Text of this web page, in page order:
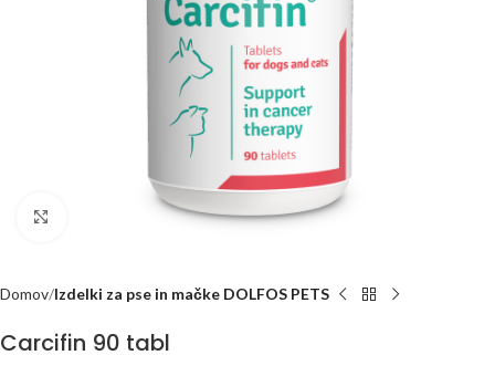
Click to enlarge
Domov Izdelki za pse in mačke DOLFOS PETS
Carcifin 90 tabl